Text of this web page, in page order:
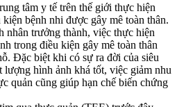
tâm y tế trên thế giới thực hiện
bệnh nhi được gây mê toàn thân.
nhân trưởng thành, việc thực hiện
trong điều kiện gây mê toàn thân
Đặc biệt khi có sự ra đời của siêu
lượng hình ảnh khá tốt, việc giảm nhu
quản cũng giúp hạn chế biến chứng